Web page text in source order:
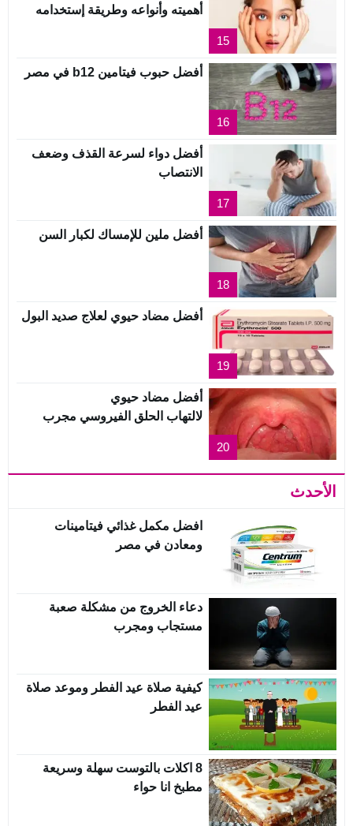
15
أهميته وأنواعه وطريقة إستخدامه
16
أفضل حبوب فيتامين b12 في مصر
17
أفضل دواء لسرعة القذف وضعف
الانتصاب
18
أفضل ملين للإمساك لكبار السن
19
أفضل مضاد حيوي لعلاج صديد البول
20
أفضل مضاد حيوي
لالتهاب الحلق الفيروسي مجرب
الأحدث
افضل مكمل غذائي فيتامينات
ومعادن في مصر
دعاء الخروج من مشكلة صعبة
مستجاب ومجرب
كيفية صلاة عيد الفطر وموعد صلاة
عيد الفطر
8 اكلات بالتوست سهلة وسريعة
مطبخ انا حواء